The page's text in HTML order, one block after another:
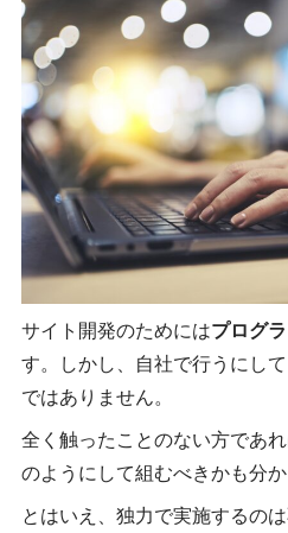
サイト開発のためにはプログ
す。しかし、自社で行うにし
ではありません。
全く触ったことのない方であ
のようにして組むべきかも分か
とはいえ、独力で実施するの